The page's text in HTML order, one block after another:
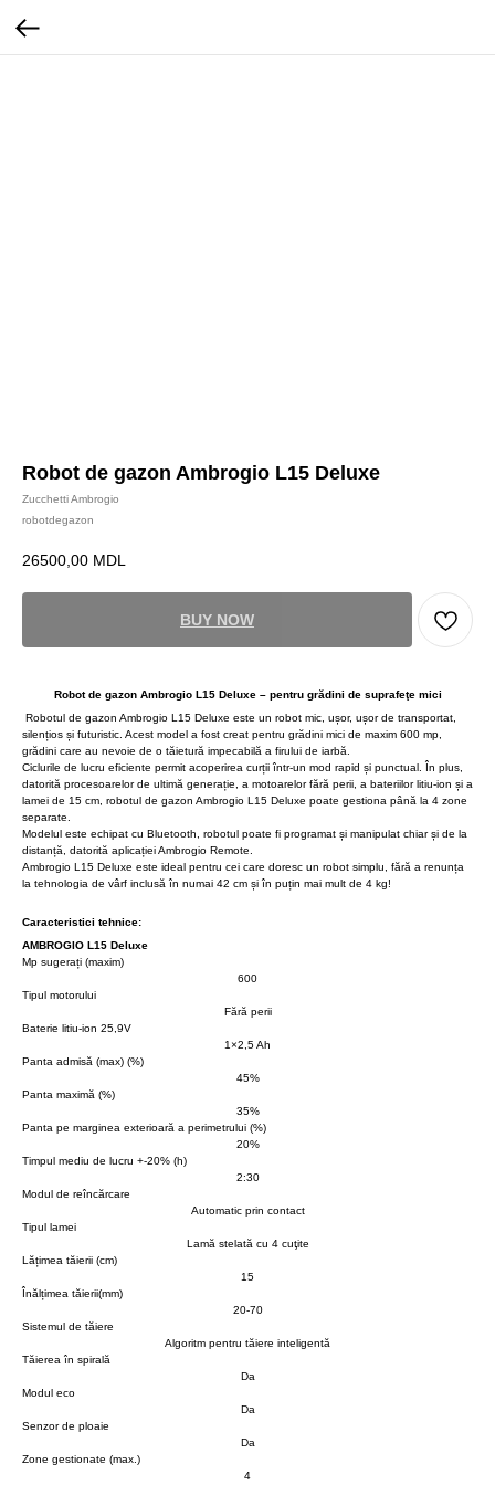
Robot de gazon Ambrogio L15 Deluxe
Zucchetti Ambrogio
robotdegazon
26500,00 MDL
BUY NOW
Robot de gazon Ambrogio L15 Deluxe – pentru grădini de suprafeţe mici
Robotul de gazon Ambrogio L15 Deluxe este un robot mic, ușor, ușor de transportat,
silențios și futuristic. Acest model a fost creat pentru grădini mici de maxim 600 mp,
grădini care au nevoie de o tăietură impecabilă a firului de iarbă.
Ciclurile de lucru eficiente permit acoperirea curții într-un mod rapid și punctual. În plus,
datorită procesoarelor de ultimă generație, a motoarelor fără perii, a bateriilor litiu-ion și a
lamei de 15 cm, robotul de gazon Ambrogio L15 Deluxe poate gestiona până la 4 zone
separate.
Modelul este echipat cu Bluetooth, robotul poate fi programat și manipulat chiar și de la
distanță, datorită aplicației Ambrogio Remote.
Ambrogio L15 Deluxe este ideal pentru cei care doresc un robot simplu, fără a renunța
la tehnologia de vârf inclusă în numai 42 cm și în puțin mai mult de 4 kg!
Caracteristici tehnice:
AMBROGIO L15 Deluxe
Mp sugerați (maxim)
600
Tipul motorului
Fără perii
Baterie litiu-ion 25,9V
1×2,5 Ah
Panta admisă (max) (%)
45%
Panta maximă (%)
35%
Panta pe marginea exterioară a perimetrului (%)
20%
Timpul mediu de lucru +-20% (h)
2:30
Modul de reîncărcare
Automatic prin contact
Tipul lamei
Lamă stelată cu 4 cuţite
Lățimea tăierii (cm)
15
Înălțimea tăierii(mm)
20-70
Sistemul de tăiere
Algoritm pentru tăiere inteligentă
Tăierea în spirală
Da
Modul eco
Da
Senzor de ploaie
Da
Zone gestionate (max.)
4